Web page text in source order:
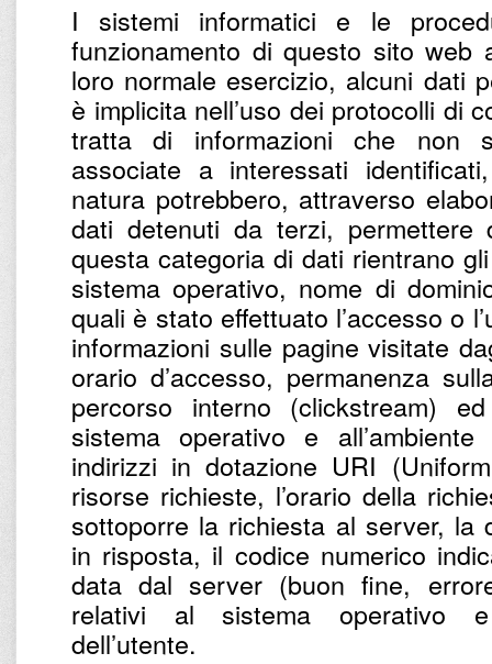
I sistemi informatici e le
funzionamento di questo sito web
loro normale esercizio, alcuni dati
è implicita nell’uso dei protocolli di
tratta di informazioni che non
associate a interessati
natura potrebbero, attraverso
dati detenuti da terzi,
questa categoria di dati rientrano
sistema operativo, nome di
quali è stato effettuato l’accesso o
informazioni sulle pagine visitate
orario d’accesso, permanenza
percorso interno (clickstream)
sistema operativo e all’ambiente
indirizzi in dotazione URI
risorse richieste, l’orario della
sottoporre la richiesta al server, la
in risposta, il codice numerico
data dal server (buon fine,
relativi al sistema operativo e
dell’utente.